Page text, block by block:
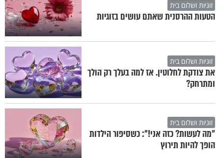
זוגיות ושלום בית
הטעות ההרסנית שאתם עושים בזוגיות
זוגיות ושלום בית
את צודקת לחלוטין. אז למה בעלך רק הולך
ומתרחק?
זוגיות ושלום בית
"מה לעשות? כזה אני!": כשסיפור הילדות
הופך להיות תירוץ